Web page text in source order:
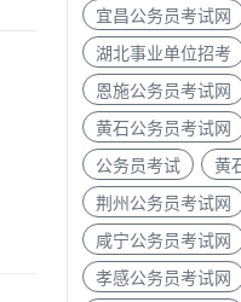
宜昌公务员考试网
湖北事业单位招考
恩施公务员考试网
黄石公务员考试网
公务员考试
黄
荆州公务员考试网
咸宁公务员考试网
孝感公务员考试网